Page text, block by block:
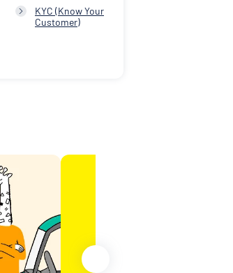
KYC (Know Your
Customer)